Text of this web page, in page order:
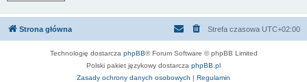
Strona główna Strefa czasowa UTC+02:00
Technologię dostarcza phpBB® Forum Software © phpBB Limited
Polski pakiet językowy dostarcza phpBB.pl
Zasady ochrony danych osobowych | Regulamin